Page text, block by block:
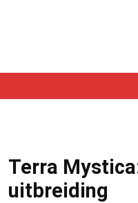
Terra
uitbreiding